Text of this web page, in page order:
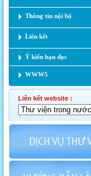
Thông tin nội bộ
Liên kết
Ý kiến bạn đọc
WWW5
Liên kết website :